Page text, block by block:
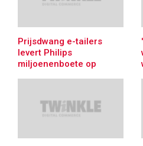
Prijsdwang e-tailers
levert Philips
miljoenenboete op